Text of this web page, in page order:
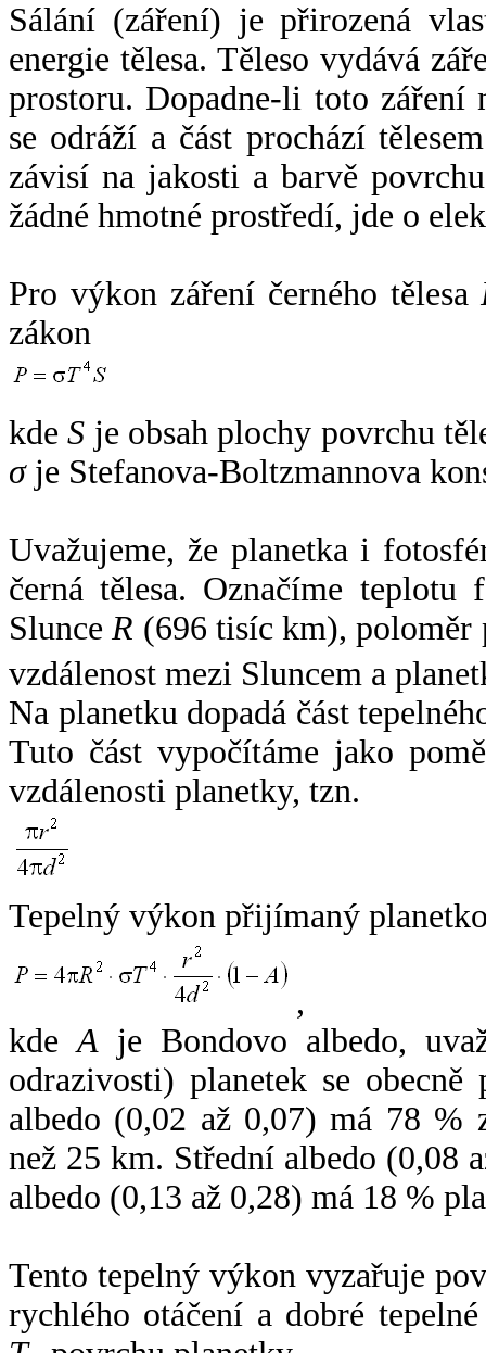
Sálání (záření) je přirozená
energie tělesa. Těleso vydává
prostoru. Dopadne-li toto záření
se odráží a část prochází
závisí na jakosti a barvě
žádné hmotné prostředí, jde o
Pro výkon záření černého tělesa
zákon
kdeS je obsah plochy povrchu
σje Stefanova-Boltzmannova
Uvažujeme, že planetka i
černá tělesa. Označíme
SlunceR (696 tisíc km),
vzdálenost mezi Sluncem a
Na planetku dopadá část
Tuto část vypočítáme jako
vzdálenosti planetky, tzn.
Tepelný výkon přijímaný
,
kdeA je Bondovo albedo,
odrazivosti) planetek se
albedo (0,02 až 0,07) má 78 %
než 25 km. Střední albedo (0,08
albedo (0,13 až 0,28) má 18 %
Tento tepelný výkon vyzařuje
rychlého otáčení a dobré